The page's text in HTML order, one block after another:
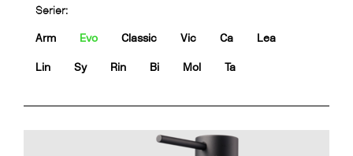
Serier:
Arm Evo Classic Vic Ca Lea
Lin Sy Rin Bi Mol Ta